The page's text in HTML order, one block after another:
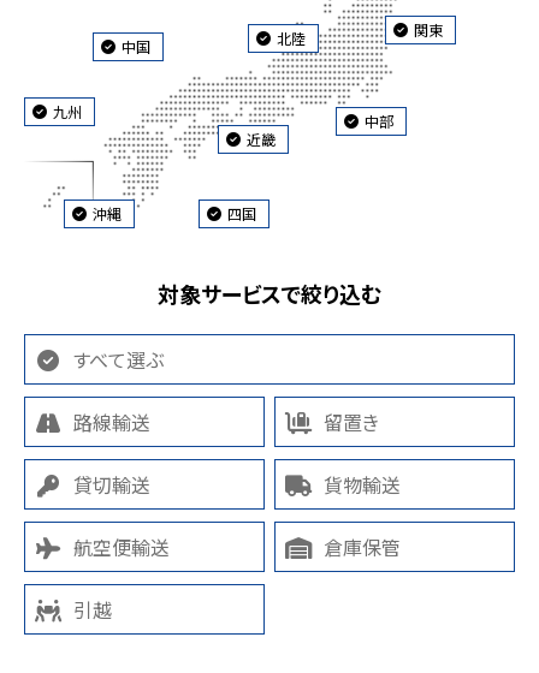
関東
北陸
中部
近畿
中国
四国
九州
沖縄
対象サービスで絞り込む
すべて選ぶ
路線輸送 留置き
貸切輸送 貨物輸送
航空便輸送 倉庫保管
引越